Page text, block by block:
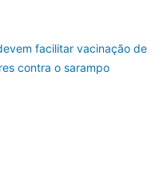
facilitar vacinação de
contra o sarampo